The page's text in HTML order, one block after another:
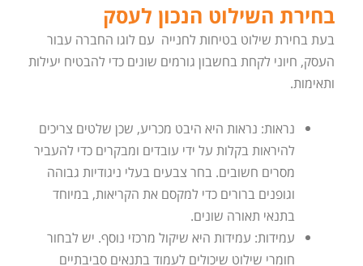
בחירת השילוט הנכון לעסק
בעת בחירת שילוט בטיחות לחנייה עם לוגו החברה עבור
העסק, חיוני לקחת בחשבון גורמים שונים כדי להבטיח יעילות
ותאימות.
נראות: נראות היא היבט מכריע, שכן שלטים צריכים
להיראות בקלות על ידי עובדים ומבקרים כדי להעביר
מסרים חשובים. בחר צבעים בעלי ניגודיות גבוהה
וגופנים ברורים כדי למקסם את הקריאות, במיוחד
בתנאי תאורה שונים.
עמידות: עמידות היא שיקול מרכזי נוסף. יש לבחור
חומרי שילוט שיכולים לעמוד בתנאים סביבתיים